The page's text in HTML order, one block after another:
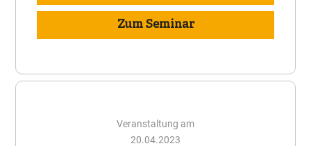
Zum Seminar
Veranstaltung am
20.04.2023